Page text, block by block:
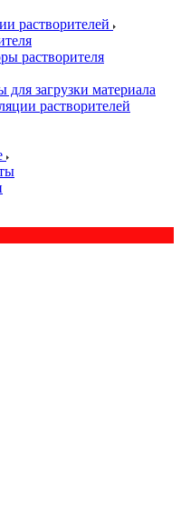
растворителей
растворителя
загрузки материала
растворителей